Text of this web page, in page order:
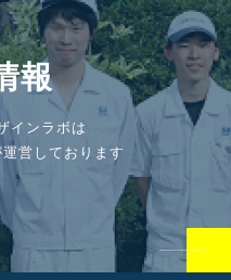
報
インラボは
営しております